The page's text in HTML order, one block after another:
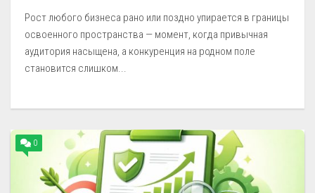
Рост любого бизнеса рано или поздно упирается в границы
освоенного пространства — момент, когда привычная
аудитория насыщена, а конкуренция на родном поле
становится слишком...
0